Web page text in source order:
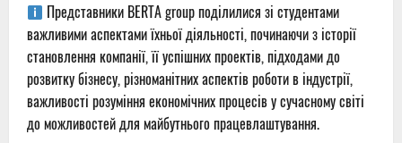
Представники BERTA group поділилися зі студентами
важливими аспектами їхньої діяльності, починаючи з історії
становлення компанії, її успішних проектів, підходами до
розвитку бізнесу, різноманітних аспектів роботи в індустрії,
важливості розуміння економічних процесів у сучасному світі
до можливостей для майбутнього працевлаштування.